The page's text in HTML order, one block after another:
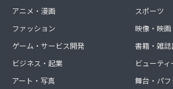
アニメ・漫画
ファッション
ゲーム・サービス開発
ビジネス・起業
アート・写真
スポーツ
映像・映画
書籍・雑誌
ビューテ
舞台・パフ